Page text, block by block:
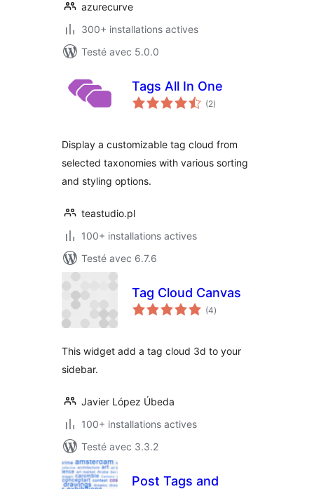
azurecurve
300+ installations actives
Testé avec 5.0.0
Tags All In One
(2notes
en
)
Display a customizable tag cloud from
selected taxonomies with various sorting
and styling options.
teastudio.pl
100+ installations actives
Testé avec 6.7.6
Tag Cloud Canvas
(4notes
en
)
This widget add a tag cloud 3d to your
sidebar.
Javier López Úbeda
100+ installations actives
Testé avec 3.3.2
Post Tags and